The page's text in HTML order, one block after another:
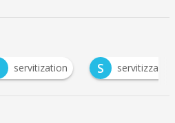
S servitizzazione